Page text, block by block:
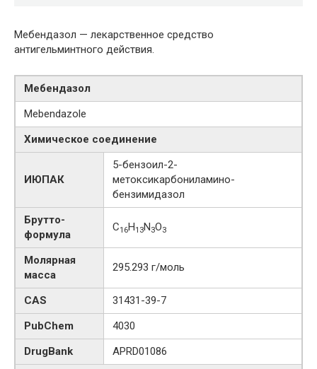
Мебендазол — лекарственное средство
антигельминтного действия.
Мебендазол
Mebendazole
Химическое соединение
ИЮПАК
5-бензоил-2-
метоксикарбониламино-
бензимидазол
Брутто-
формула
C16H13N3O3
Молярная
масса
295.293 г/моль
CAS
31431-39-7
PubChem
4030
DrugBank
APRD01086